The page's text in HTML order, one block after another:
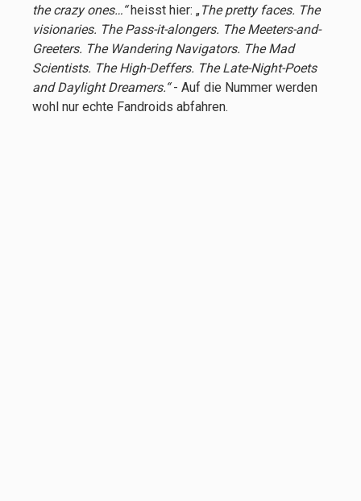
the crazy ones…“heisst hier: „The pretty faces. The
visionaries. The Pass-it-alongers. The Meeters-and-
Greeters. The Wandering Navigators. The Mad
Scientists. The High-Deffers. The Late-Night-Poets
and Daylight Dreamers.“- Auf die Nummer werden
wohl nur echte Fandroids abfahren.